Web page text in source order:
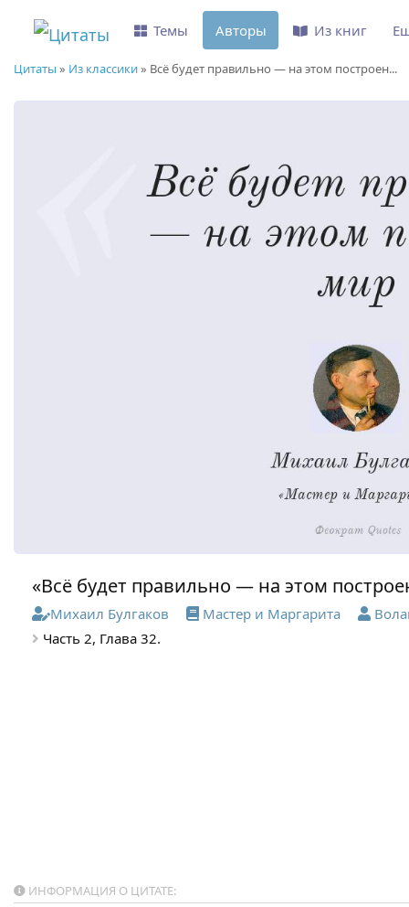
Цитаты » Из классики» Всё будет правильно — на этом построен...
«Всё будет правильно — на этом
Михаил Булгаков Мастер и Маргарита
Часть 2, Глава 32.
ИНФОРМАЦИЯ О ЦИТАТЕ:
Темы Авторы Из книг